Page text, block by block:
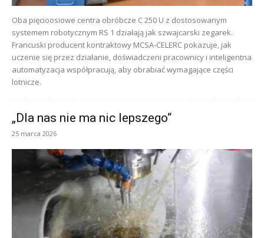
Oba pięcioosiowe centra obróbcze C 250 U z dostosowanym
systemem robotycznym RS 1 działają jak szwajcarski zegarek.
Francuski producent kontraktowy MCSA-CELERC pokazuje, jak
uczenie się przez działanie, doświadczeni pracownicy i inteligentna
automatyzacja współpracują, aby obrabiać wymagające części
lotnicze.
„Dla nas nie ma nic lepszego“
25 marca 2026